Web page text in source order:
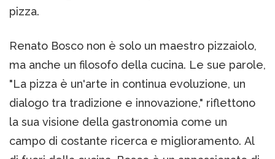
pizza.
Renato Bosco non è solo un maestro pizzaiolo,
ma anche un filosofo della cucina. Le sue parole,
"La pizza è un'arte in continua evoluzione, un
dialogo tra tradizione e innovazione," riflettono
la sua visione della gastronomia come un
campo di costante ricerca e miglioramento. Al